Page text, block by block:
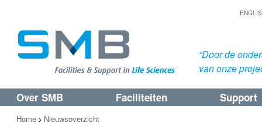
“Door de
van onze
Spring
naar
Spring
naar
Over SMB Faciliteiten Support
Home > Nieuwsoverzicht